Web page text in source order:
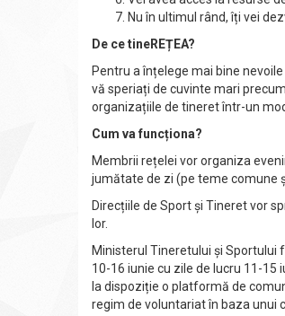
Nu în ultimul rând, îți vei
De ce tineREȚEA?
Pentru a înțelege mai bine
vă speriați de cuvinte mari
organizațiile de tineret într-un
Cum va funcționa?
Membrii rețelei vor organiza
jumătate de zi (pe teme comune
Direcțiile de Sport și Tineret vor
lor.
Ministerul Tineretului și Sportului
10-16 iunie cu zile de lucru 11-
la dispoziție o platformă de
regim de voluntariat în baza unui